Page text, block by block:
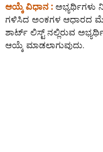
ಆಯ್ಕೆ ವಿಧಾನ : ಅಭ್ಯರ್ಥಿಗಳು
ಗಳಿಸಿದ ಅಂಕಗಳ ಆಧಾರದ
ಶಾರ್ಟ್ ಲಿಸ್ಟ್ ನಲ್ಲಿರುವ
ಆಯ್ಕೆ ಮಾಡಲಾಗುವುದು.